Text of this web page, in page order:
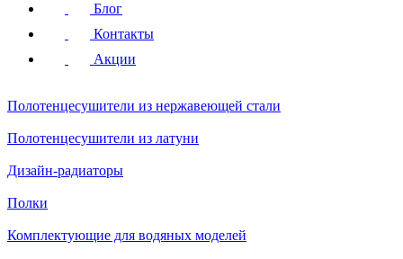
Блог
Контакты
Акции
Полотенцесушители из нержавеющей стали
Полотенцесушители из латуни
Дизайн-радиаторы
Полки
Комплектующие для водяных моделей